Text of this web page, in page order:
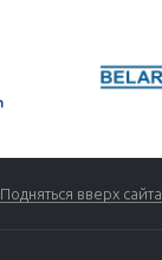
Подняться вверх сайта